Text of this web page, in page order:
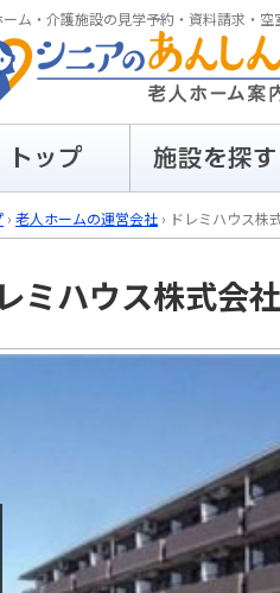
ム・介護施設の見学予約・資料請求・
› 老人ホームの運営会社 › ドレミハウス株
ミハウス株式会社